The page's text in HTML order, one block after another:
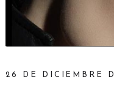
26 DE DICIEMBRE